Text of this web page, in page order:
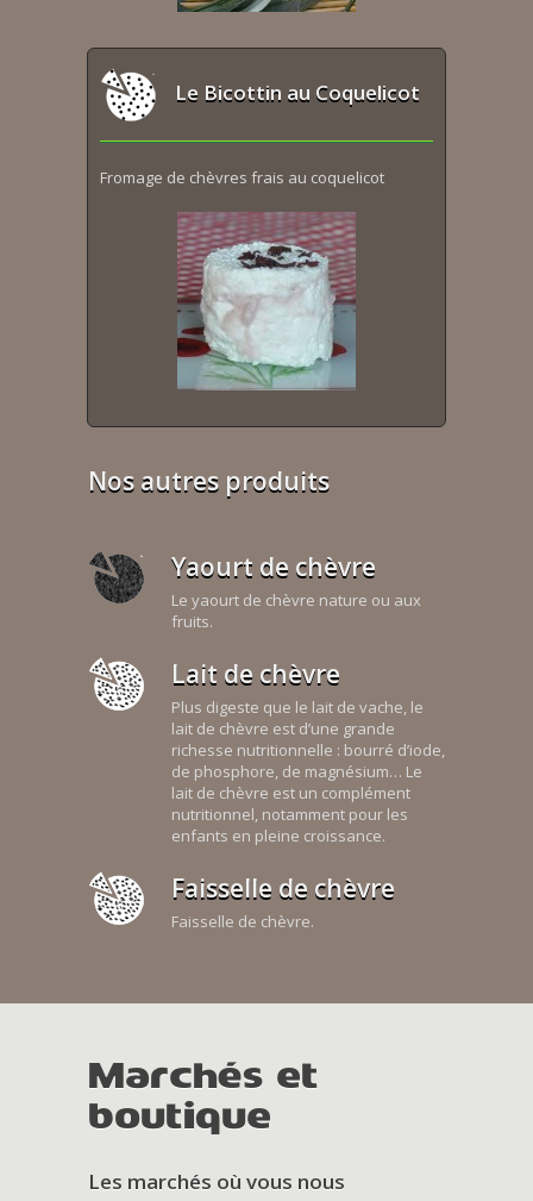
Le Bicottin au Coquelicot
Fromage de chèvres frais au coquelicot
Nos autres produits
Yaourt de chèvre
Le yaourt de chèvre nature ou aux
fruits.
Lait de chèvre
Plus digeste que le lait de vache, le
lait de chèvre est d’une grande
richesse nutritionnelle : bourré d’iode,
de phosphore, de magnésium… Le
lait de chèvre est un complément
nutritionnel, notamment pour les
enfants en pleine croissance.
Faisselle de chèvre
Faisselle de chèvre.
Marchés et
boutique
Les marchés où vous nous